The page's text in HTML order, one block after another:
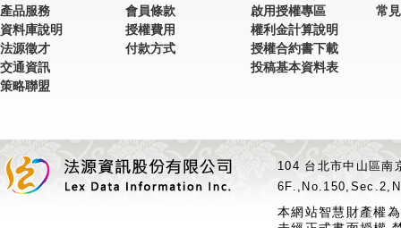
產品服務
資料庫說明
法源徵才
交通資訊
策略聯盟
會員條款
授權費用
付款方式
啟用授權專區
權利金計算說明
授權合約書下載
投稿基本資料表
常
104 台北市中山區
本網站智慧財產權